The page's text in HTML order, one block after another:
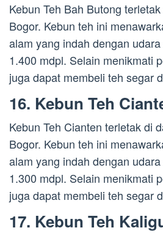
Kebun Teh Bah Butong
Bogor. Kebun teh ini
alam yang indah dengan
1.400 mdpl. Selain menikmati
juga dapat membeli teh segar
16. Kebun Teh
Kebun Teh Cianten terletak di
Bogor. Kebun teh ini
alam yang indah dengan
1.300 mdpl. Selain menikmati
juga dapat membeli teh segar
17. Kebun Teh